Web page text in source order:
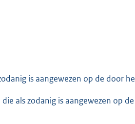
is aangewezen op de door
als zodanig is aangewezen op